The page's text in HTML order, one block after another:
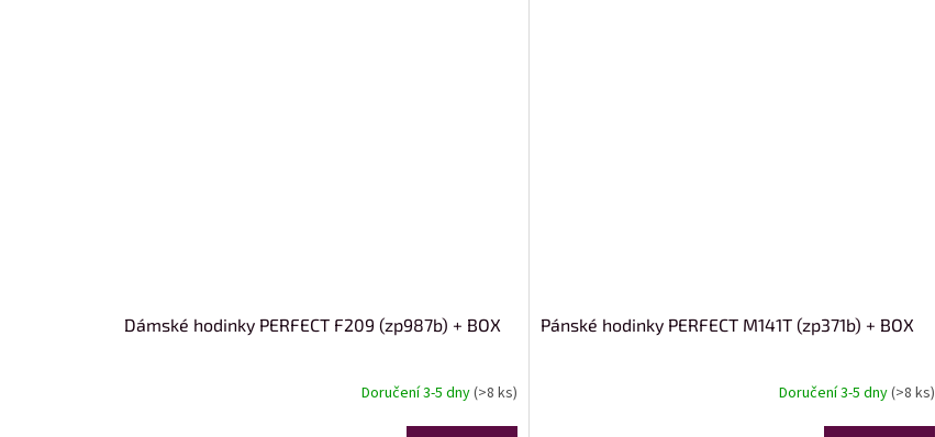
Dámské hodinky PERFECT F209 (zp987b) + BOX
Doručení 3-5 dny(>8 ks)
Pánské hodinky PERFECT M141T (zp371b) + BOX
Doručení 3-5 dny(>8 ks)